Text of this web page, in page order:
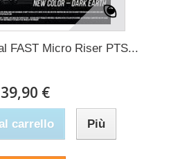
FAST Micro Riser PTS...
39,90 €
carrello Più